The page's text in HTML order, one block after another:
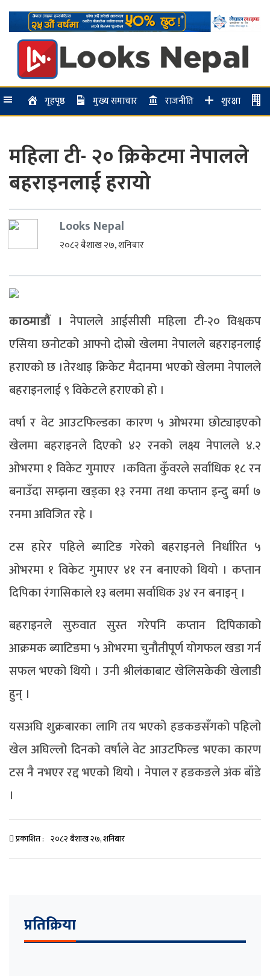
गृहपृष्ठ मुख्य समाचार राजनीति शुरक्षा
महिला टी- २० क्रिकेटमा नेपालले
बहराइनलाई हरायो
Looks Nepal
२०८२ बैशाख २७, शनिबार
काठमाडौं । नेपालले आईसीसी महिला टी-२० विश्वकप
एसिया छनोटको आफ्नो दोस्रो खेलमा नेपालले बहराइनलाई
हराएको छ ।तेरथाइ क्रिकेट मैदानमा भएको खेलमा नेपालले
बहराइनलाई ९ विकेटले हराएको हो ।
वर्षा र वेट आउटफिल्डका कारण ५ ओभरमा छोट्याइएको
खेलमा बहराइनले दिएको ४२ रनको लक्ष्य नेपालले ४.२
ओभरमा १ विकेट गुमाएर ।कविता कुँवरले सर्वाधिक १८ रन
बनाउँदा सम्झना खड्का १३ रनमा तथा कप्तान इन्दु बर्मा ७
रनमा अविजित रहे ।
टस हारेर पहिले ब्याटिङ गरेको बहराइनले निर्धारित ५
ओभरमा १ विकेट गुमाएर ४१ रन बनाएको थियो । कप्तान
दिपिका रंगासिकाले १३ बलमा सर्वाधिक ३४ रन बनाइन् ।
बहराइनले सुरुवात सुस्त गरेपनि कप्तान दिपिकाको
आक्रमक ब्याटिङमा ५ ओभरमा चुनौतीपूर्ण योगफल खडा गर्न
सफल भएको थियो । उनी श्रीलंकाबाट खेलिसकेकी खेलाडी
हुन् ।
यसअघि शुक्रबारका लागि तय भएको हङकङसँगको पहिलो
खेल अघिल्लो दिनको वर्षाले वेट आउटफिल्ड भएका कारण
टस नै नभएर रद्द भएको थियो । नेपाल र हङकङले अंक बाँडे
।
प्रकाशित : २०८२ बैशाख २७, शनिबार
प्रतिक्रिया